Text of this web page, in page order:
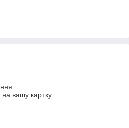
вашу картку